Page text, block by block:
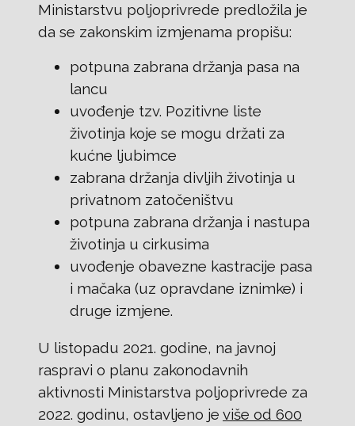
Ministarstvu poljoprivrede predložila je
da se zakonskim izmjenama propišu:
potpuna zabrana držanja pasa na
lancu
uvođenje tzv. Pozitivne liste
životinja koje se mogu držati za
kućne ljubimce
zabrana držanja divljih životinja u
privatnom zatočeništvu
potpuna zabrana držanja i nastupa
životinja u cirkusima
uvođenje obavezne kastracije pasa
i mačaka (uz opravdane iznimke) i
druge izmjene.
U listopadu 2021. godine, na javnoj
raspravi o planu zakonodavnih
aktivnosti Ministarstva poljoprivrede za
2022. godinu, ostavljeno je više od 600